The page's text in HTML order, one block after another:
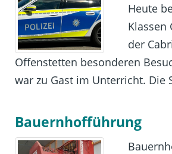
Heute
Klassen
der
Offenstetten besonderen
war zu Gast im Unterricht. Die
Bauernhofführung